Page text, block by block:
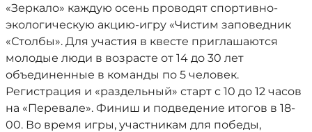
«Зеркало» каждую осень проводят спортивно-
экологическую акцию-игру «Чистим заповедник
«Столбы». Для участия в квесте приглашаются
молодые люди в возрасте от 14 до 30 лет
объединенные в команды по 5 человек.
Регистрация и «раздельный» старт с 10 до 12 часов
на «Перевале». Финиш и подведение итогов в 18-
00. Во время игры, участникам для победы,